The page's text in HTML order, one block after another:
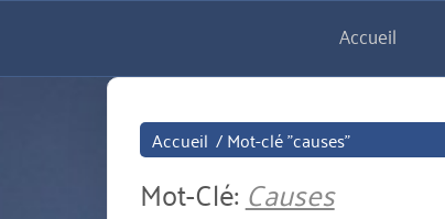
au
Accueil
Accueil /Mot-clé "causes"
Mot-Clé: Causes